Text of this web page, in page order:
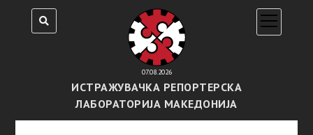
07.08.2026
ИСТРАЖУВАЧКА РЕПОРТЕРСКА
ЛАБОРАТОРИЈА МАКЕДОНИЈА
open
menu